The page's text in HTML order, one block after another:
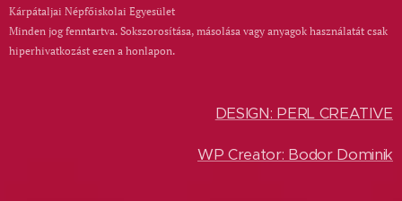
Kárpátaljai Népfőiskolai Egyesület
Minden jog fenntartva. Sokszorosítása, másolása vagy anyagok használatát csak
hiperhivatkozást ezen a honlapon.
DESIGN: PERL CREATIVE
WP Creator: Bodor Dominik